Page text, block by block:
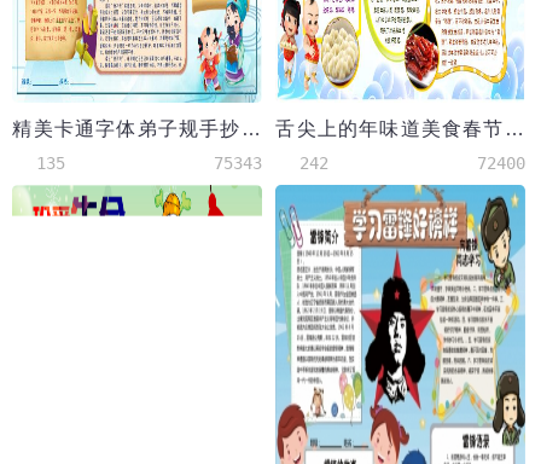
精美卡通字体弟子规手抄报
135 75343
舌尖上的年味道美食春节word小报
242 72400